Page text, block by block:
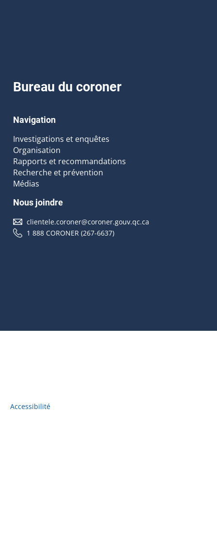
Bureau du coroner
Navigation
Investigations et enquêtes
Organisation
Rapports et recommandations
Recherche et prévention
Médias
Nous joindre
clientele.coroner@coroner.gouv.qc.ca
1 888 CORONER (267-6637)
Accessibilité